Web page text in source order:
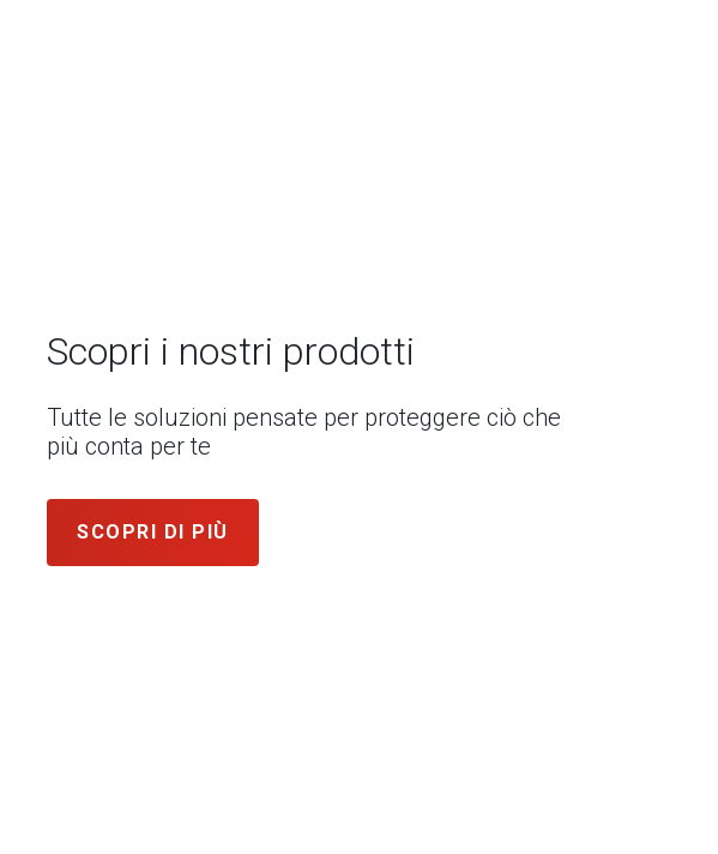
Scopri i nostri prodotti
Tutte le soluzioni pensate per proteggere ciò che
più conta per te
SCOPRI DI PIÙ